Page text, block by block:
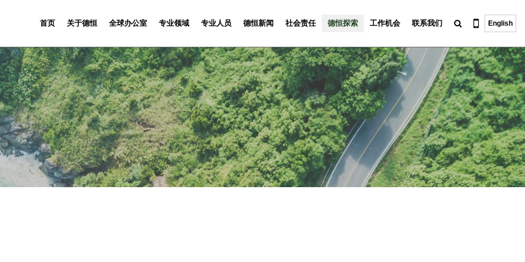
首页 关于德恒 全球办公室 专业领域 专业人员 德恒新闻 社会责任 德恒探索 工作机会 联系我们 English